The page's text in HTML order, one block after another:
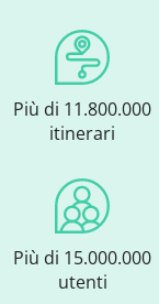
Più di 11.800.000
itinerari
Più di 15.000.000
utenti